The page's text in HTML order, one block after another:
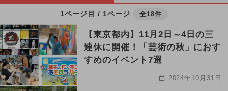
1ページ目 / 1ページ 全18件
【東京都内】11月2日～4日の三
連休に開催！「芸術の秋」におす
すめのイベント7選
2024年10月31日